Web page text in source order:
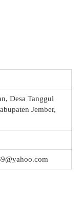
Desa Tanggul
Jember,